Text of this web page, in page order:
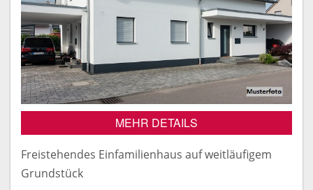
MEHR DETAILS
Freistehendes Einfamilienhaus auf weitläufigem
Grundstück